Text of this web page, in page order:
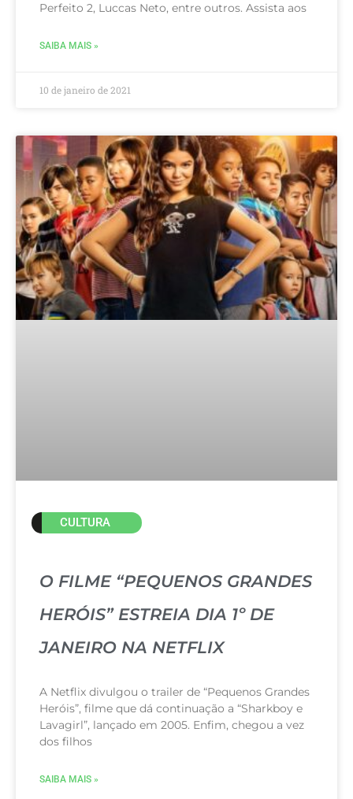
Perfeito 2, Luccas Neto, entre outros. Assista aos
SAIBA MAIS »
10 de janeiro de 2021
CULTURA
O FILME “PEQUENOS GRANDES
HERÓIS” ESTREIA DIA 1º DE
JANEIRO NA NETFLIX
A Netflix divulgou o trailer de “Pequenos Grandes
Heróis”, filme que dá continuação a “Sharkboy e
Lavagirl”, lançado em 2005. Enfim, chegou a vez
dos filhos
SAIBA MAIS »